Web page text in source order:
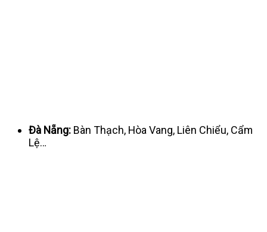
Đà Nẵng: Bàn Thạch, Hòa Vang, Liên Chiểu, Cẩm
Lệ…